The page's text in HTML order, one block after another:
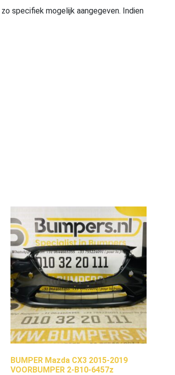
specifiek mogelijk aangegeven. Indien
BUMPER Mazda CX3 2015-2019
VOORBUMPER 2-B10-6457z